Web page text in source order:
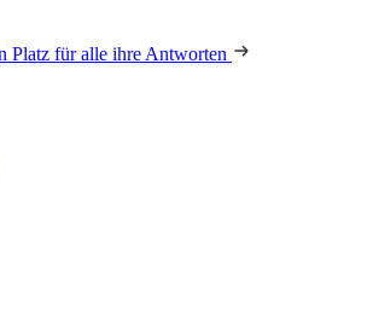
Platz für alle ihre Antworten